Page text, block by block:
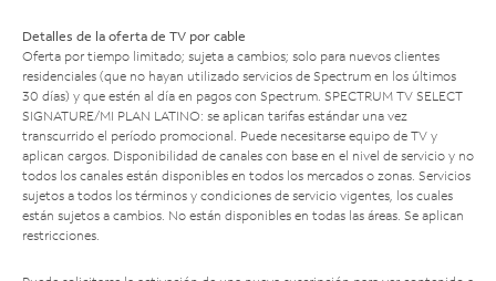
Detalles de la oferta de TV por cable
Oferta por tiempo limitado; sujeta a cambios; solo para nuevos clientes
residenciales (que no hayan utilizado servicios de Spectrum en los últimos
30 días) y que estén al día en pagos con Spectrum. SPECTRUM TV SELECT
SIGNATURE/MI PLAN LATINO: se aplican tarifas estándar una vez
transcurrido el período promocional. Puede necesitarse equipo de TV y
aplican cargos. Disponibilidad de canales con base en el nivel de servicio y no
todos los canales están disponibles en todos los mercados o zonas. Servicios
sujetos a todos los términos y condiciones de servicio vigentes, los cuales
están sujetos a cambios. No están disponibles en todas las áreas. Se aplican
restricciones.